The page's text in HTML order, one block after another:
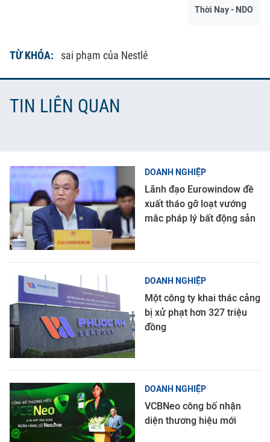
Thời Nay - NDO
TỪ KHÓA: sai phạm của Nestlé
TIN LIÊN QUAN
DOANH NGHIỆP
Lãnh đạo Eurowindow đề
xuất tháo gỡ loạt vướng
mắc pháp lý bất động sản
DOANH NGHIỆP
Một công ty khai thác cảng
bị xử phạt hơn 327 triệu
đồng
DOANH NGHIỆP
VCBNeo công bố nhận
diện thương hiệu mới